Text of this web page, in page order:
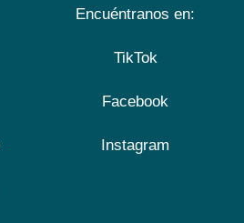
Encuéntranos en:
TikTok
Facebook
Instagram